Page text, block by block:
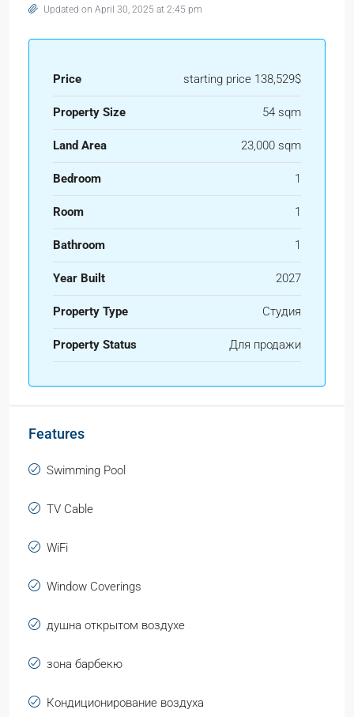
Updated on April 30, 2025 at 2:45 pm
Price starting price 138,529$
Property Size 54 sqm
Land Area 23,000 sqm
Bedroom 1
Room 1
Bathroom 1
Year Built 2027
Property Type Студия
Property Status Для продажи
Features
Swimming Pool
TV Cable
WiFi
Window Coverings
душна открытом воздухе
зона барбекю
Кондиционирование воздуха